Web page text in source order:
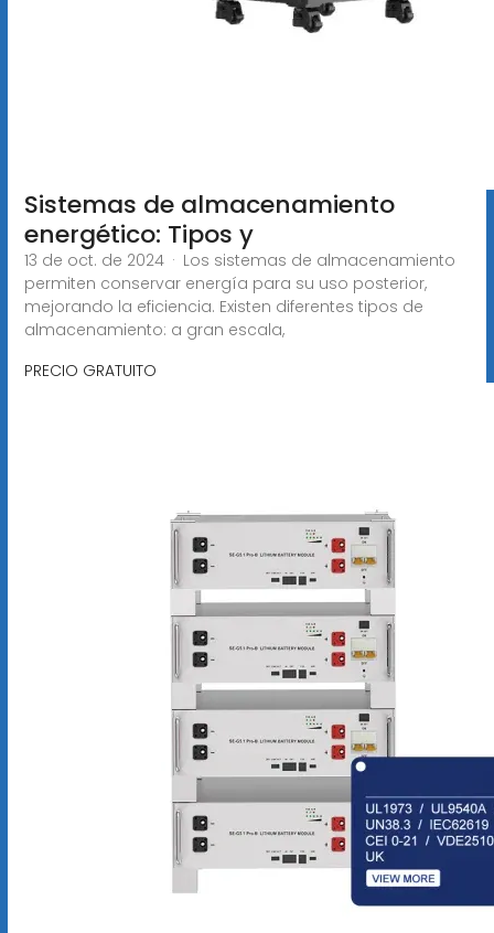
Sistemas de almacenamiento
energético: Tipos y
13 de oct. de 2024 · Los sistemas de almacenamiento
permiten conservar energía para su uso posterior,
mejorando la eficiencia. Existen diferentes tipos de
almacenamiento: a gran escala,
PRECIO GRATUITO